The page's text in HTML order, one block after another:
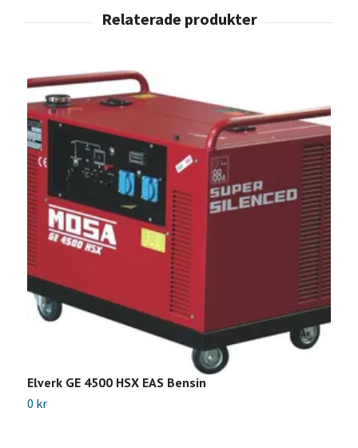
Elverk GE 4500 HSX EAS Bensin
0 kr